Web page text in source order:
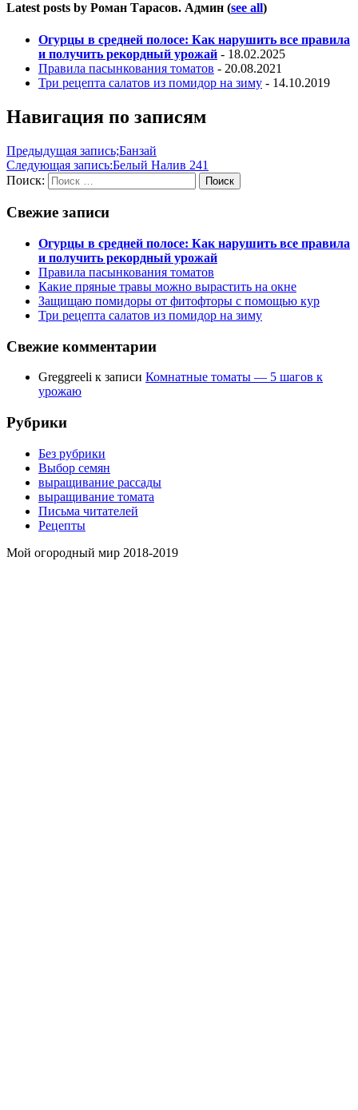
Latest posts by Роман Тарасов. Админ (see all)
Огурцы в средней полосе: Как нарушить все правила
и получить рекордный урожай - 18.02.2025
Правила пасынкования томатов - 20.08.2021
Три рецепта салатов из помидор на зиму - 14.10.2019
Навигация по записям
Предыдущая запись;Банзай
Следующая запись:Белый Налив 241
Поиск:
Поиск
Свежие записи
Огурцы в средней полосе: Как нарушить все правила
и получить рекордный урожай
Правила пасынкования томатов
Какие пряные травы можно вырастить на окне
Защищаю помидоры от фитофторы с помощью кур
Три рецепта салатов из помидор на зиму
Свежие комментарии
Greggreeli к записи Комнатные томаты — 5 шагов к
урожаю
Рубрики
Без рубрики
Выбор семян
выращивание рассады
выращивание томата
Письма читателей
Рецепты
Мой огородный мир 2018-2019